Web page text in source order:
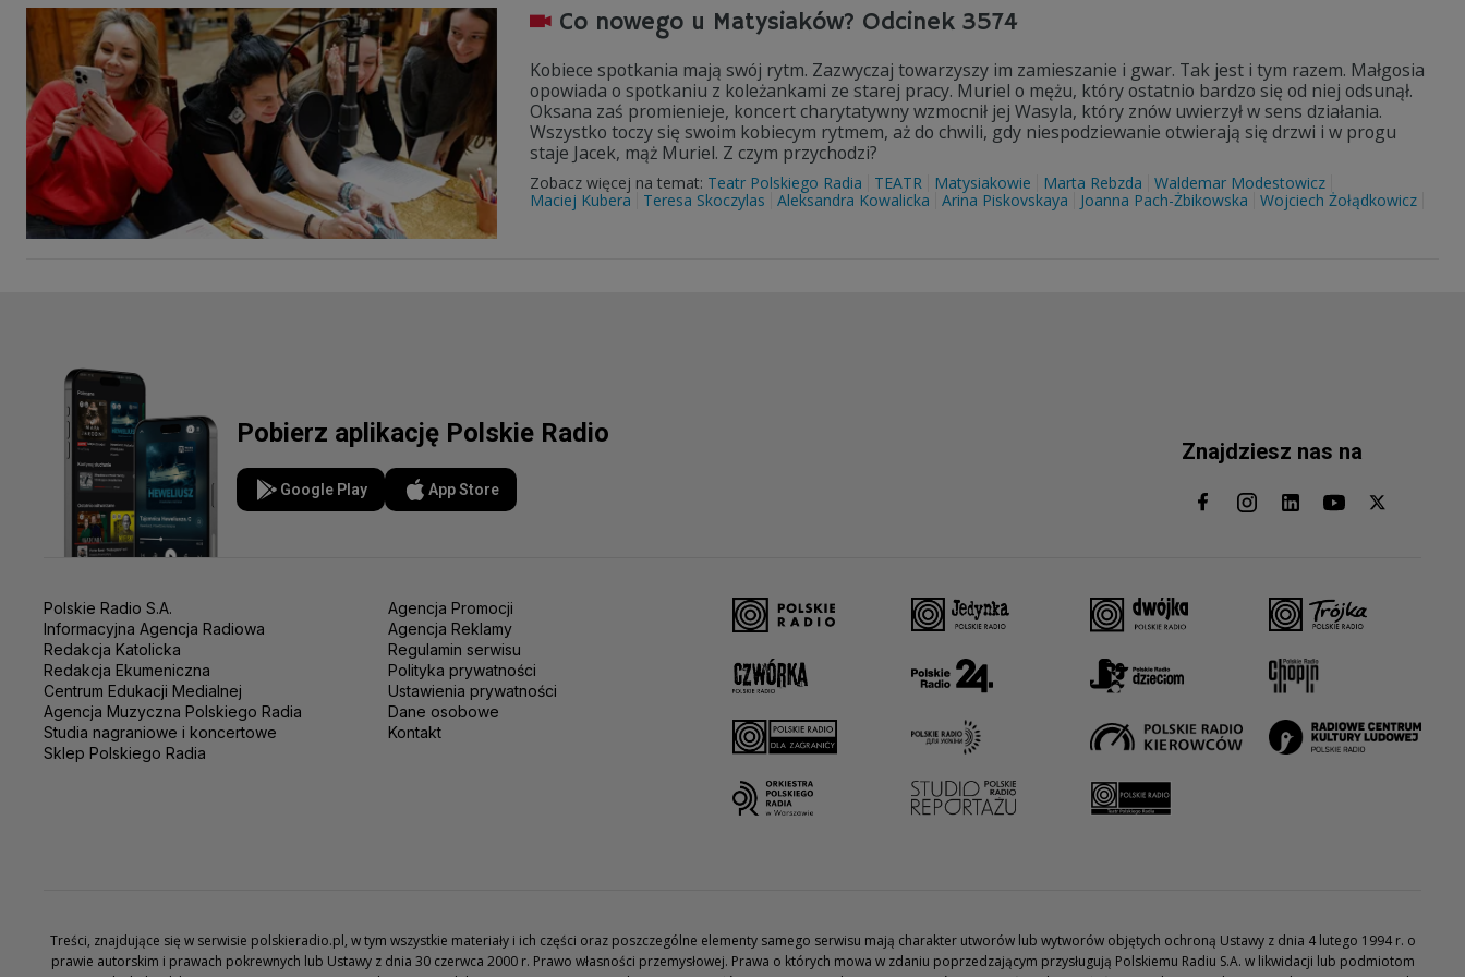
Co nowego u Matysiaków? Odcinek 3574
Kobiece spotkania mają swój rytm. Zazwyczaj towarzyszy im zamieszanie i gwar. Tak jest i tym razem. Małgosia
opowiada o spotkaniu z koleżankami ze starej pracy. Muriel o mężu, który ostatnio bardzo się od niej odsunął.
Oksana zaś promienieje, koncert charytatywny wzmocnił jej Wasyla, który znów uwierzył w sens działania.
Wszystko toczy się swoim kobiecym rytmem, aż do chwili, gdy niespodziewanie otwierają się drzwi i w progu
staje Jacek, mąż Muriel. Z czym przychodzi?
Zobacz więcej na temat: Teatr Polskiego Radia TEATR Matysiakowie Marta Rebzda
Waldemar Modestowicz
Maciej Kubera
Teresa Skoczylas Aleksandra Kowalicka Arina Piskovskaya Joanna Pach-Żbikowska Wojciech Żołądkowicz
Pobierz aplikację Polskie Radio
Google Play App Store
Znajdziesz nas na
Polskie Radio S.A.
Informacyjna Agencja Radiowa
Redakcja Katolicka
Redakcja Ekumeniczna
Centrum Edukacji Medialnej
Agencja Muzyczna Polskiego Radia
Studia nagraniowe i koncertowe
Sklep Polskiego Radia
Agencja Promocji
Agencja Reklamy
Regulamin serwisu
Polityka prywatności
Ustawienia prywatności
Dane osobowe
Kontakt
Treści, znajdujące się w serwisie polskieradio.pl, w tym wszystkie materiały i ich części oraz poszczególne elementy samego serwisu mają charakter utworów lub wytworów objętych ochroną Ustawy z dnia 4 lutego 1994 r. o
prawie autorskim i prawach pokrewnych lub Ustawy z dnia 30 czerwca 2000 r. Prawo własności przemysłowej. Prawa o których mowa w zdaniu poprzedzającym przysługują Polskiemu Radiu S.A. w likwidacji lub podmiotom